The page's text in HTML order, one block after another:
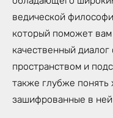
ведической
который поможет вам
качественный диалог
пространством и
также глубже понять
зашифрованные в